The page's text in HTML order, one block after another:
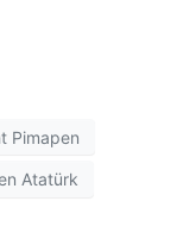
Pimapen
Atatürk